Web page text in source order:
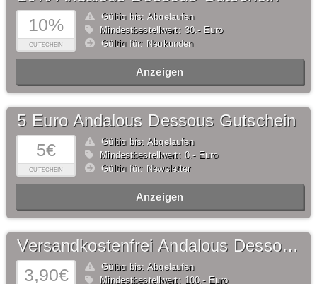
10%
GUTSCHEIN
Gültig bis: Abgelaufen
Mindestbestellwert: 30,- Euro
Gültig für: Neukunden
Anzeigen
5€
GUTSCHEIN
5 Euro Andalous Dessous Gutschein
Gültig bis: Abgelaufen
Mindestbestellwert: 0,- Euro
Gültig für: Newsletter
Anzeigen
3,90€
Versandkostenfrei Andalous Dessous Gutschein
Gültig bis: Abgelaufen
Mindestbestellwert: 100,- Euro